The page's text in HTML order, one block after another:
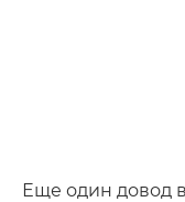
Еще один довод